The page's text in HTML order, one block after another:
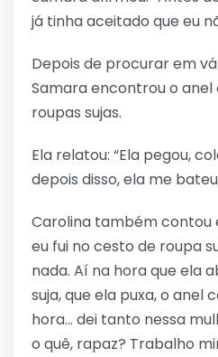
já tinha aceitado que eu
Depois de procurar em
Samara encontrou o
roupas sujas.
Ela relatou: “Ela pegou,
depois disso, ela me
Carolina também contou
eu fui no cesto de roupa
nada. Aí na hora que ela
suja, que ela puxa, o anel
hora… dei tanto nessa
o quê, rapaz? Trabalho